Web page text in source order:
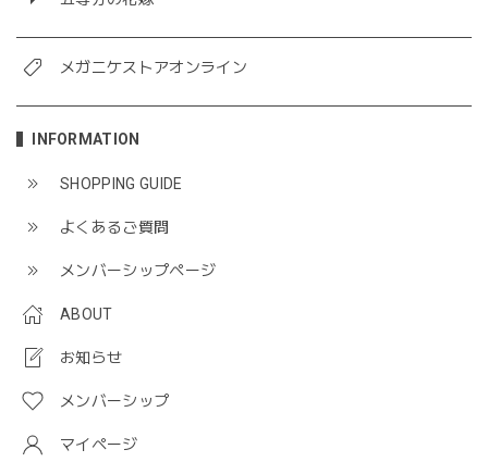
メガニケストアオンライン
INFORMATION
SHOPPING GUIDE
よくあるご質問
メンバーシップページ
ABOUT
お知らせ
メンバーシップ
マイページ